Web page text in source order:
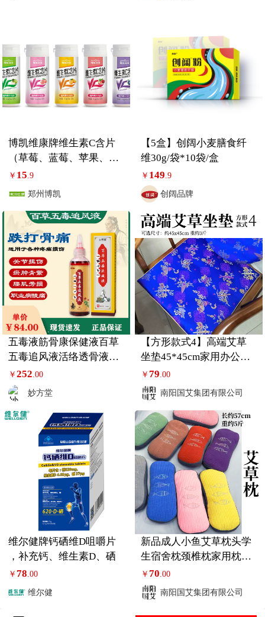
博凯维康牌维生素C含片
（草莓、蓝莓、苹果、水
蜜桃、香橙）
￥ 15 .9
郑州博凯
【5盒】创阔小麦膳食纤
维30g/袋*10袋/盒
￥ 149 .9
创阔品牌
五毒液筋骨康保健液百草
五毒追风液活络透骨液颈
肩腰腿痛涂抹3盒
￥252.00
妙方堂
【方形款式4】高端艾草
坐垫45*45cm家用办公室
座椅垫
￥ 79.00
南阳国艾集团有限公司
维尔健牌钙硒维D咀嚼片
，补充钙、维生素D、硒
￥ 78 .00
维尔健
新品成人小鱼艾草枕头学
生宿舍枕颈椎枕家用枕枕
护颈睡眠骨头
￥ 70 .00
南阳国艾集团有限公司